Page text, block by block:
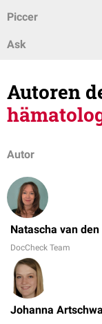
Piccer
Ask
Autoren
Autor
Natascha van
DocCheck Team
Johanna